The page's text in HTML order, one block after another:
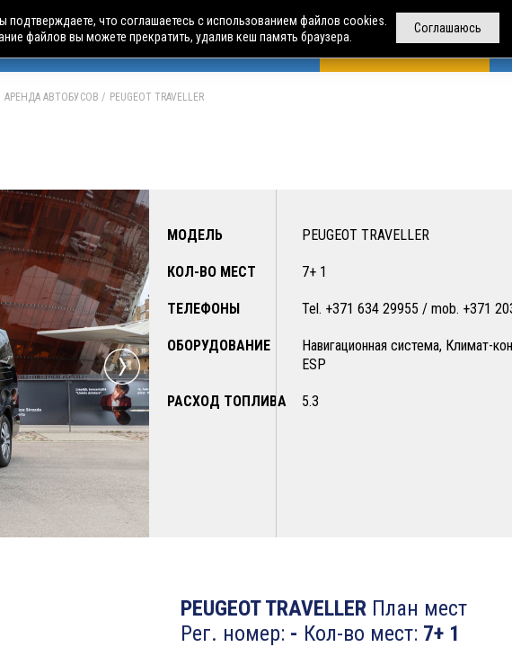
АВИА ПУТЕШЕСТВИЯ ЧАРТЕРЫ АРЕНДА АВТОБУСОВ
АРЕНДА АВТОБУСОВ PEUGEOT TRAVELLER
МОДЕЛЬ PEUGEOT TRAVELLER
КОЛ-ВО МЕСТ 7+ 1
ТЕЛЕФОНЫ Tel. +371 634 29955 / mob. +371
ОБОРУДОВАНИЕ
Навигационная система, Климат-
ESP
РАСХОД ТОПЛИВА 5.3
PEUGEOT TRAVELLER План мест
Рег. номер: - Кол-во мест: 7+ 1
Соглашаюсь
подтверждаете, что соглашаетесь с использованием файлов cookies.
файлов вы можете прекратить, удалив кеш память браузера.